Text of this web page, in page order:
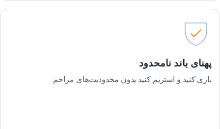
پهنای باند نامحدود
بازی کنید و استریم کنید بدون محدودیت‌های مزاحم.